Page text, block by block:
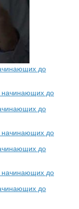
до
до
до
до